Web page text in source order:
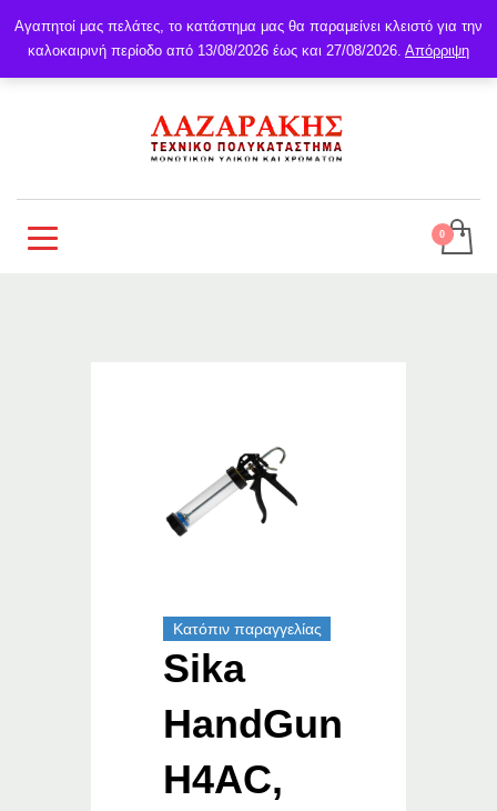
Κατόπιν παραγγελίας
Sika
HandGun
H4AC,
Αγαπητοί μας πελάτες, το κατάστημα μας θα παραμείνει κλειστό για την
καλοκαιρινή περίοδο από 13/08/2026 έως και 27/08/2026. Απόρριψη